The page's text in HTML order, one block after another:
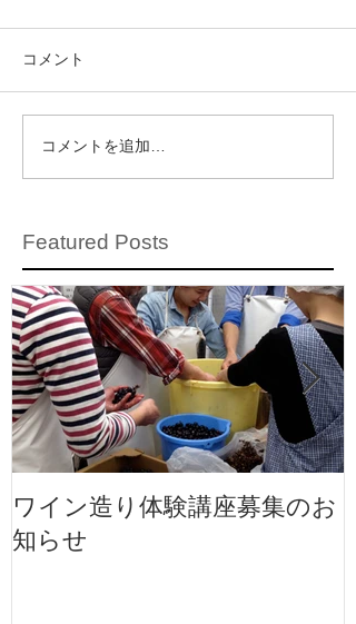
コメント
コメントを追加…
Featured Posts
ワイン造り体験講座募集のお
知らせ